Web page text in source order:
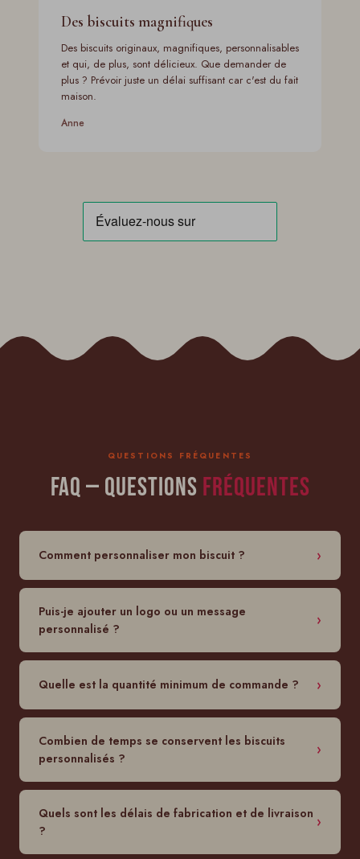
Des biscuits magnifiques
Des biscuits originaux, magnifiques, personnalisables
et qui, de plus, sont délicieux. Que demander de
plus ? Prévoir juste un délai suffisant car c'est du fait
maison.
Anne
QUESTIONS FRÉQUENTES
FAQ — Questions fréquentes
Comment personnaliser mon biscuit ?
Puis-je ajouter un logo ou un message
personnalisé ?
Quelle est la quantité minimum de commande ?
Combien de temps se conservent les biscuits
personnalisés ?
Quels sont les délais de fabrication et de livraison
?